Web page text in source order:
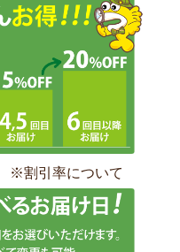
※割引率について